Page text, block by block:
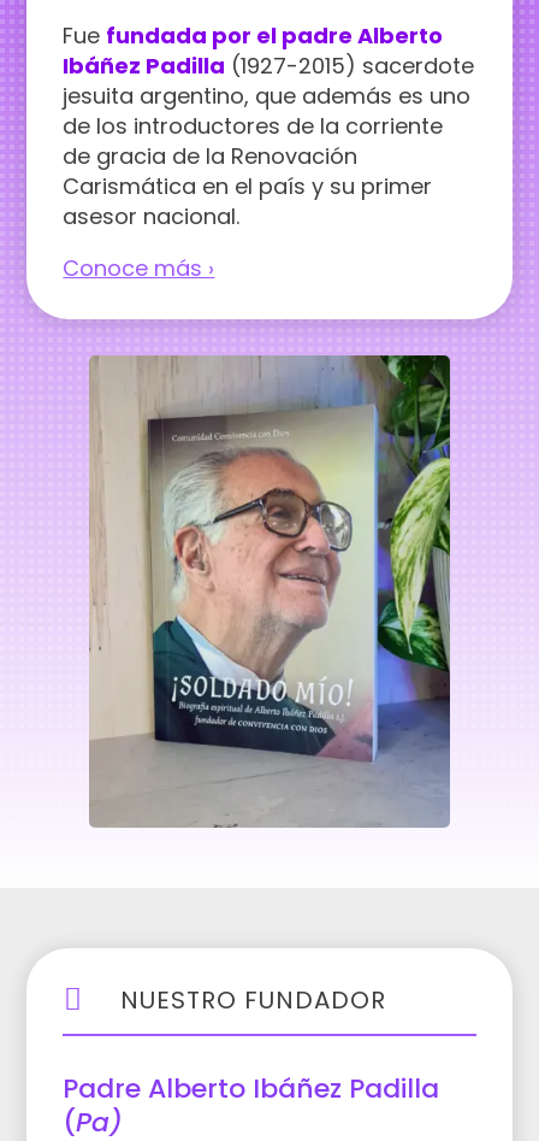
Fue fundada por el padre Alberto
Ibáñez Padilla (1927-2015) sacerdote
jesuita argentino, que además es uno
de los introductores de la corriente
de gracia de la Renovación
Carismática en el país y su primer
asesor nacional.
Conoce más ›
 NUESTRO FUNDADOR
Padre Alberto Ibáñez Padilla
(Pa)